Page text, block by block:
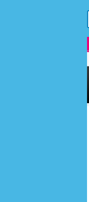
attore